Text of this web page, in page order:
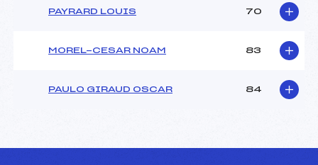
PAYRARD LOUIS 70
MOREL-CESAR NOAM 83
PAULO GIRAUD OSCAR 84